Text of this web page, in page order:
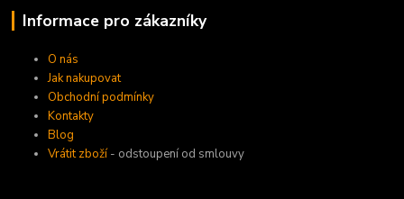
Informace pro zákazníky
O nás
Jak nakupovat
Obchodní podmínky
Kontakty
Blog
Vrátit zboží- odstoupení od smlouvy